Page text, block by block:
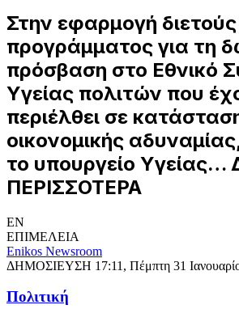
Στην εφαρμογή διετούς
προγράμματος για τη
πρόσβαση στο Εθνικό
Υγείας πολιτών που
περιέλθει σε
οικονομικής
το υπουργείο Υγείας…
ΠΕΡΙΣΣΟΤΕΡΑ
EN
ΕΠΙΜΕΛΕΙΑ
Enikos Newsroom
ΔΗΜΟΣΙΕΥΣΗ 17:11, Πέμπτη 31
Πολιτική